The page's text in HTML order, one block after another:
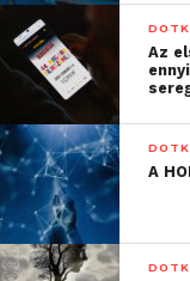
Az
A